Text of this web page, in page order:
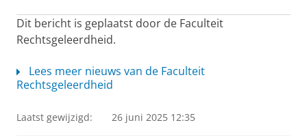
Dit bericht is geplaatst door de Faculteit
Rechtsgeleerdheid.
Lees meer nieuws van de Faculteit
Rechtsgeleerdheid
Laatst gewijzigd: 26 juni 2025 12:35